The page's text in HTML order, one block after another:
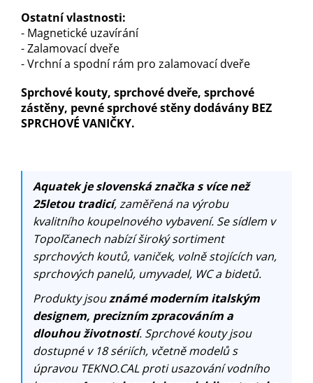
Ostatní vlastnosti:
- Magnetické uzavírání
- Zalamovací dveře
- Vrchní a spodní rám pro zalamovací dveře
Sprchové kouty, sprchové dveře, sprchové
zástěny, pevné sprchové stěny dodávány BEZ
SPRCHOVÉ VANIČKY.
Aquatek je slovenská značka s více než
25letou tradicí, zaměřená na výrobu
kvalitního koupelnového vybavení. Se sídlem v
Topoľčanech nabízí široký sortiment
sprchových koutů, vaniček, volně stojících van,
sprchových panelů, umyvadel, WC a bidetů.
Produkty jsouznámé moderním italským
designem, precizním zpracováním a
dlouhou životností. Sprchové kouty jsou
dostupné v 18 sériích, včetně modelů s
úpravou TEKNO.CAL proti usazování vodního